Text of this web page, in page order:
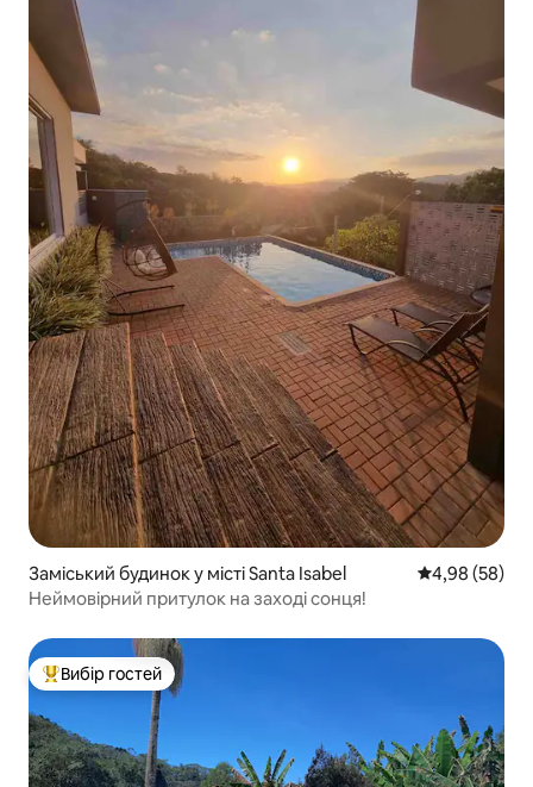
Заміський будинок у місті Santa Isabel Середня
4,98 (58)
Неймовірний притулок на заході сонця!
Топ вибір гостей
Вибір гостей